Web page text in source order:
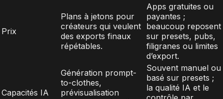
Prix
Plans à jetons pour
créateurs qui veulent
des exports finaux
répétables.
Apps gratuites ou
payantes ;
beaucoup reposent
sur presets, pubs,
filigranes ou limites
d’export.
Capacités IA
Génération prompt-
to-clothes,
prévisualisation
Souvent manuel ou
basé sur presets ;
la qualité IA et le